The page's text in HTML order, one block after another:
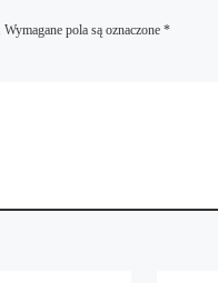
Wymagane pola są oznaczone *